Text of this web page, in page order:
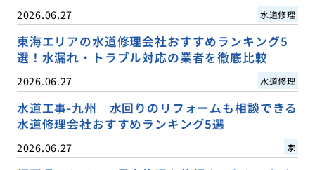
2026.06.27 水道修理
東海エリアの水道修理会社おすすめランキング5
選！水漏れ・トラブル対応の業者を徹底比較
2026.06.27 水道修理
水道工事-九州｜水回りのリフォームも相談できる
水道修理会社おすすめランキング5選
2026.06.27 家